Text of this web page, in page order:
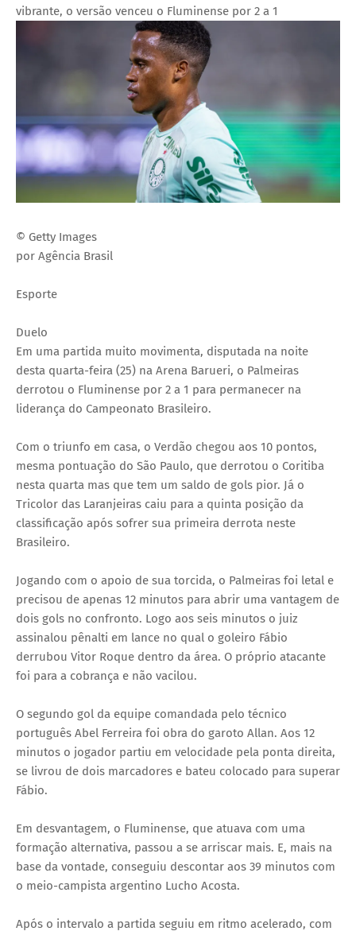
vibrante, o versão venceu o Fluminense por 2 a 1
© Getty Images
por Agência Brasil
Esporte
Duelo
Em uma partida muito movimenta, disputada na noite
desta quarta-feira (25) na Arena Barueri, o Palmeiras
derrotou o Fluminense por 2 a 1 para permanecer na
liderança do Campeonato Brasileiro.
Com o triunfo em casa, o Verdão chegou aos 10 pontos,
mesma pontuação do São Paulo, que derrotou o Coritiba
nesta quarta mas que tem um saldo de gols pior. Já o
Tricolor das Laranjeiras caiu para a quinta posição da
classificação após sofrer sua primeira derrota neste
Brasileiro.
Jogando com o apoio de sua torcida, o Palmeiras foi letal e
precisou de apenas 12 minutos para abrir uma vantagem de
dois gols no confronto. Logo aos seis minutos o juiz
assinalou pênalti em lance no qual o goleiro Fábio
derrubou Vitor Roque dentro da área. O próprio atacante
foi para a cobrança e não vacilou.
O segundo gol da equipe comandada pelo técnico
português Abel Ferreira foi obra do garoto Allan. Aos 12
minutos o jogador partiu em velocidade pela ponta direita,
se livrou de dois marcadores e bateu colocado para superar
Fábio.
Em desvantagem, o Fluminense, que atuava com uma
formação alternativa, passou a se arriscar mais. E, mais na
base da vontade, conseguiu descontar aos 39 minutos com
o meio-campista argentino Lucho Acosta.
Após o intervalo a partida seguiu em ritmo acelerado, com